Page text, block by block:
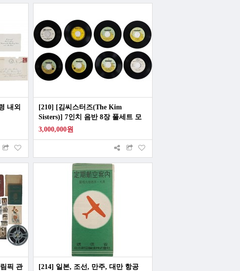
내외
[210] [김씨스터즈(The Kim
Sisters)] 7인치 음반 8장 풀세트 모
음
3,000,000원
픽 관
[214] 일본, 조선, 만주, 대만 항공